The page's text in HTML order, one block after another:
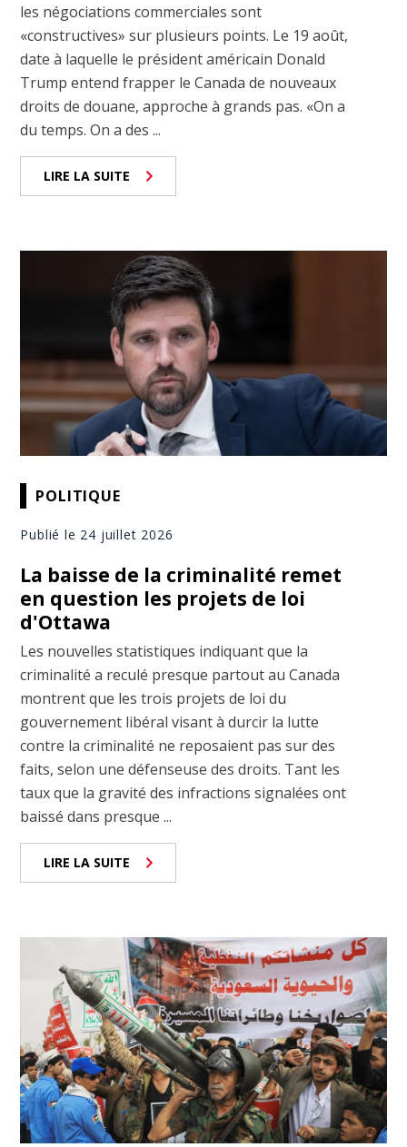
les négociations commerciales sont
«constructives» sur plusieurs points. Le 19 août,
date à laquelle le président américain Donald
Trump entend frapper le Canada de nouveaux
droits de douane, approche à grands pas. «On a
du temps. On a des ...
LIRE LA SUITE
POLITIQUE
Publié le 24 juillet 2026
La baisse de la criminalité remet
en question les projets de loi
d'Ottawa
Les nouvelles statistiques indiquant que la
criminalité a reculé presque partout au Canada
montrent que les trois projets de loi du
gouvernement libéral visant à durcir la lutte
contre la criminalité ne reposaient pas sur des
faits, selon une défenseuse des droits. Tant les
taux que la gravité des infractions signalées ont
baissé dans presque ...
LIRE LA SUITE